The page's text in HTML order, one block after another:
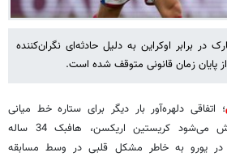
در برابر اوکراین به دلیل حادثه‌ای نگران‌کننده
پایان زمان قانونی متوقف شده است.
؛ اتفاقی دلهره‌آور بار دیگر برای ستاره خط میانی
دانمارک رخ داد. کسی باورش می‌شود کریستین اریکسن، هافبک 34 ساله
یورو به خاطر مشکل قلبی در وسط مسابقه